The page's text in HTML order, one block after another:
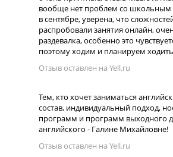
вообще нет проблем со школьным
в сентябре, уверена, что
распробовали занятия онлайн,
раздевалка, особенно это
поэтому ходим и планируем
Отзыв оставлен на Yell.ru
Тем, кто хочет заниматься
состав, индивидуальный подход,
программ и программ выходного
английского - Галине Михайловне!
Отзыв оставлен на Yell.ru